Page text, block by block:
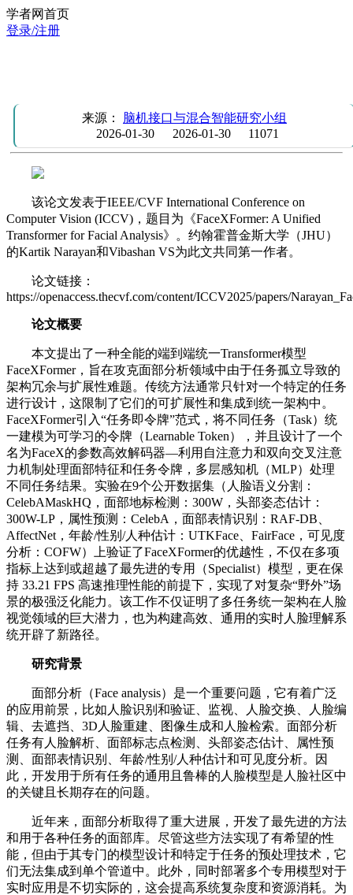
学者网首页
登录/注册
来源： 脑机接口与混合智能研究小组
2026-01-30
2026-01-30 11071
该论文发表于IEEE/CVF International Conference on
Computer Vision (ICCV)，题目为《FaceXFormer: A Unified
Transformer for Facial Analysis》。约翰霍普金斯大学（JHU）
的Kartik Narayan和Vibashan VS为此文共同第一作者。
论文链接：
https://openaccess.thecvf.com/content/ICCV2025/papers/
论文概要
本文提出了一种全能的端到端统一Transformer模型
FaceXFormer，旨在攻克面部分析领域中由于任务孤立导致的
架构冗余与扩展性难题。传统方法通常只针对一个特定的任务
进行设计，这限制了它们的可扩展性和集成到统一架构中。
FaceXFormer引入“任务即令牌”范式，将不同任务（Task）统
一建模为可学习的令牌（Learnable Token），并且设计了一个
名为FaceX的参数高效解码器—利用自注意力和双向交叉注意
力机制处理面部特征和任务令牌，多层感知机（MLP）处理
不同任务结果。实验在9个公开数据集（人脸语义分割：
CelebAMaskHQ，面部地标检测：300W，头部姿态估计：
300W-LP，属性预测：CelebA，面部表情识别：RAF-DB、
AffectNet，年龄/性别/人种估计：UTKFace、FairFace，可见度
分析：COFW）上验证了FaceXFormer的优越性，不仅在多项
指标上达到或超越了最先进的专用（Specialist）模型，更在保
持 33.21 FPS 高速推理性能的前提下，实现了对复杂“野外”场
景的极强泛化能力。该工作不仅证明了多任务统一架构在人脸
视觉领域的巨大潜力，也为构建高效、通用的实时人脸理解系
统开辟了新路径。
研究背景
面部分析（Face analysis）是一个重要问题，它有着广泛
的应用前景，比如人脸识别和验证、监视、人脸交换、人脸编
辑、去遮挡、3D人脸重建、图像生成和人脸检索。面部分析
任务有人脸解析、面部标志点检测、头部姿态估计、属性预
测、面部表情识别、年龄/性别/人种估计和可见度分析。因
此，开发用于所有任务的通用且鲁棒的人脸模型是人脸社区中
的关键且长期存在的问题。
近年来，面部分析取得了重大进展，开发了最先进的方法
和用于各种任务的面部库。尽管这些方法实现了有希望的性
能，但由于其专门的模型设计和特定于任务的预处理技术，它
们无法集成到单个管道中。此外，同时部署多个专用模型对于
实时应用是不切实际的，这会提高系统复杂度和资源消耗。为